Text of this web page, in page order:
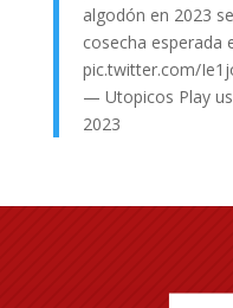
algodón en 2023
cosecha esperada
pic.twitter.com/
— Utopicos Play
2023